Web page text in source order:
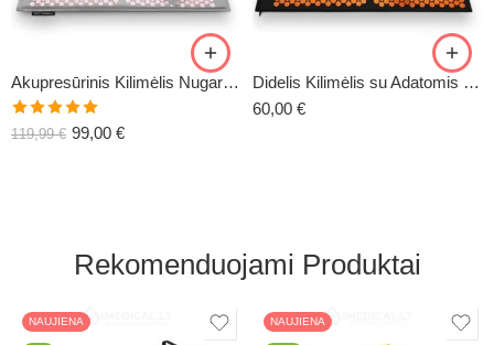
Akupresūrinis Kilimėlis Nugarai XL ECOMAT-4
Įvertinimas:
119,99€ 99,00 €
Didelis Kilimėlis su Adatomis XL-CLASSIC4
60,00 €
Rekomenduojami Produktai
NAUJIENA NAUJIENA